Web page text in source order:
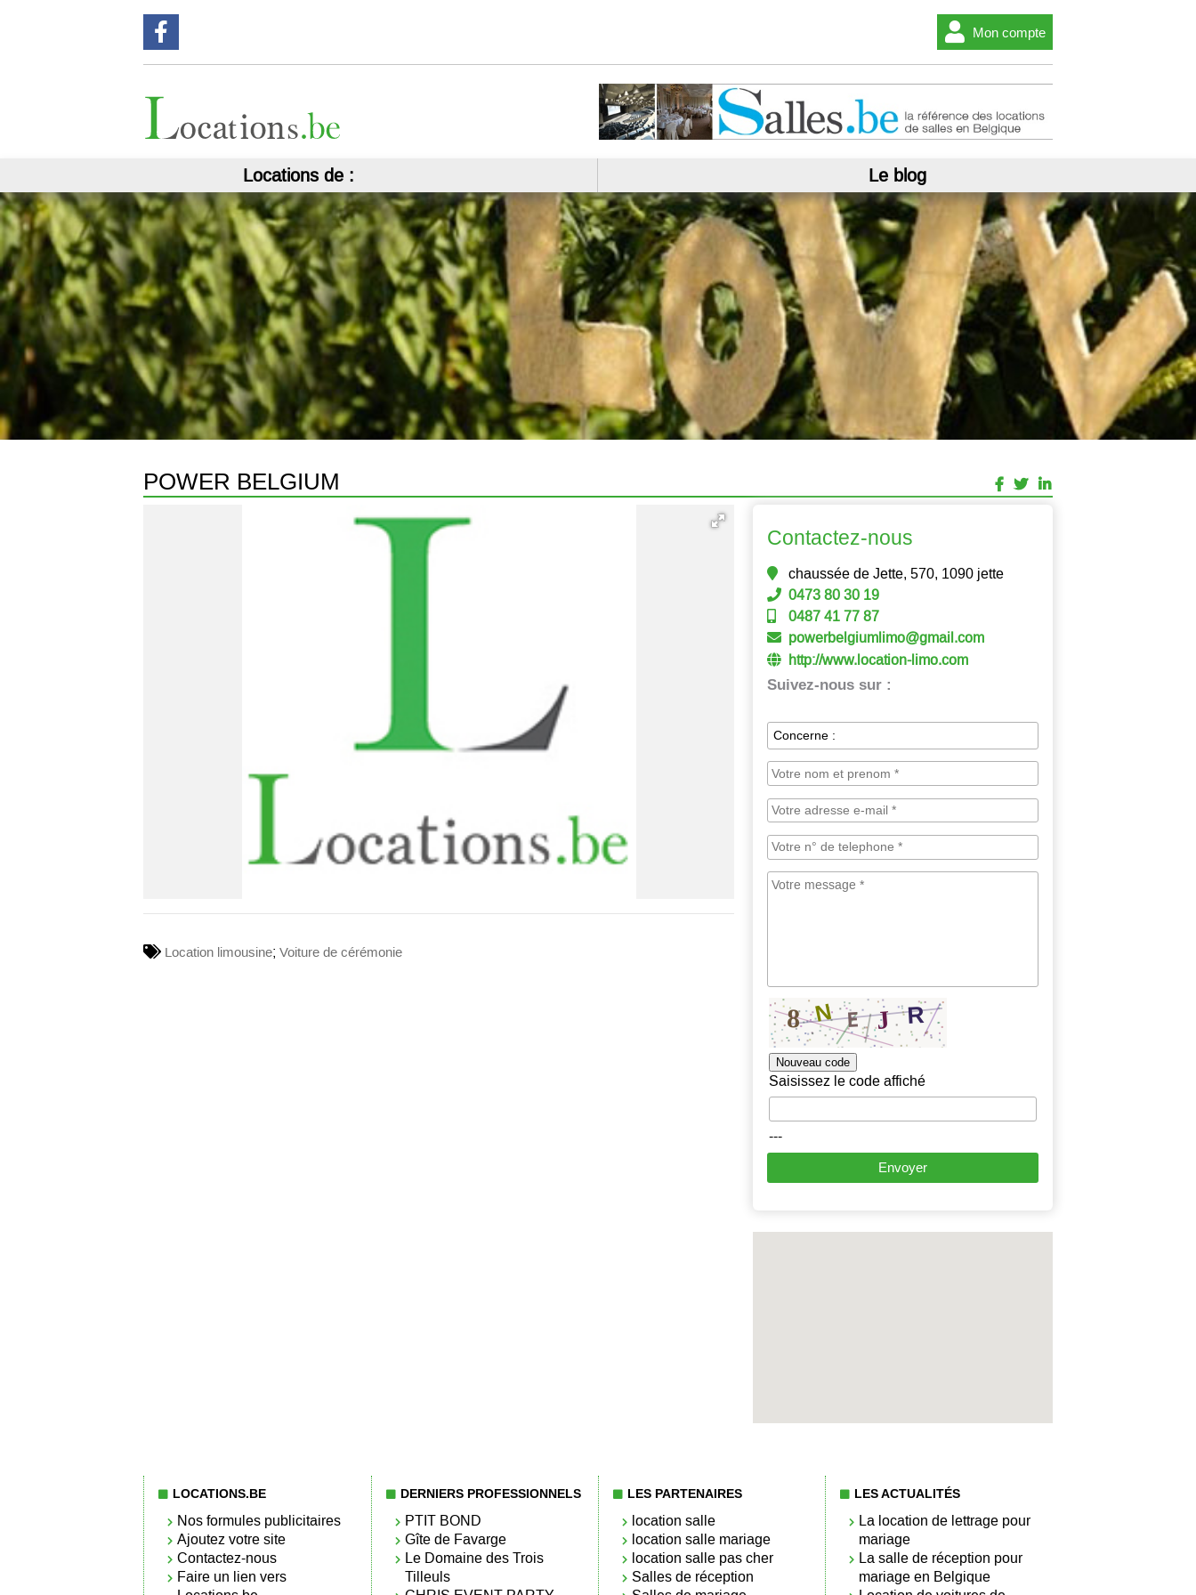
Mon compte
Locations de : Le blog
POWER BELGIUM
Location limousine;Voiture de cérémonie
Contactez-nous
chaussée de Jette, 570, 1090 jette
0473 80 30 19
0487 41 77 87
powerbelgiumlimo@gmail.com
http://www.location-limo.com
Suivez-nous sur :
Nouveau code
Saisissez le code affiché
---
Envoyer
LOCATIONS.BE
Nos formules publicitaires
Ajoutez votre site
Contactez-nous
Faire un lien vers
DERNIERS PROFESSIONNELS
PTIT BOND
Gîte de Favarge
Le Domaine des Trois
Tilleuls
LES PARTENAIRES
location salle
location salle mariage
location salle pas cher
Salles de réception
LES ACTUALITÉS
La location de lettrage pour
mariage
La salle de réception pour
mariage en Belgique